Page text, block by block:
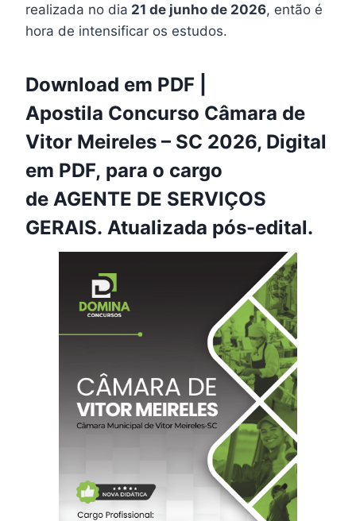
realizada no dia 21 de junho de 2026, então é
hora de intensificar os estudos.
Download em PDF |
Apostila Concurso Câmara de
Vitor Meireles – SC 2026, Digital
em PDF, para o cargo
de AGENTE DE SERVIÇOS
GERAIS. Atualizada pós-edital.